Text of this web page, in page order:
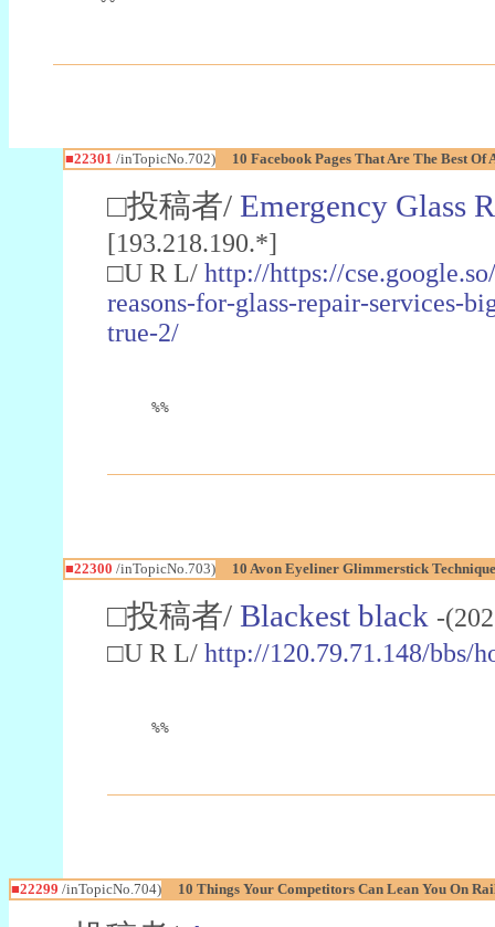
■22301 /inTopicNo.702) 10 Facebook Pages That Are The Best
□投稿者/ Emergency Glass
[193.218.190.*]
□U R L/ http://https://
reasons-for-glass-repair-services-
true-2/
%%
■22300 /inTopicNo.703) 10 Avon Eyeliner Glimmerstick
□投稿者/ Blackest black -
□U R L/ http://120.79.71.148/bbs/
%%
■22299 /inTopicNo.704) 10 Things Your Competitors Can Lean You On